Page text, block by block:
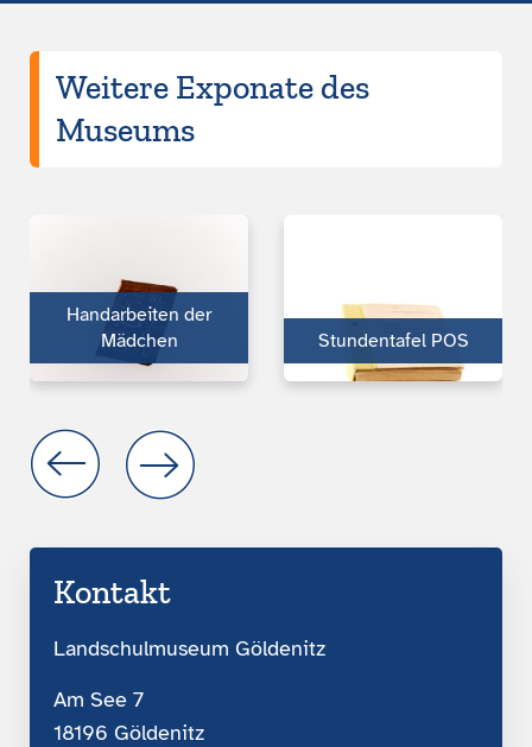
Weitere Exponate des
Museums
Handarbeiten der
Mädchen
Stundentafel POS
Kontakt
Landschulmuseum Göldenitz
Am See 7
18196 Göldenitz